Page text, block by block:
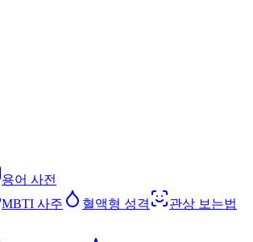
용어 사전
MBTI 사주 혈액형 성격
관상 보는법